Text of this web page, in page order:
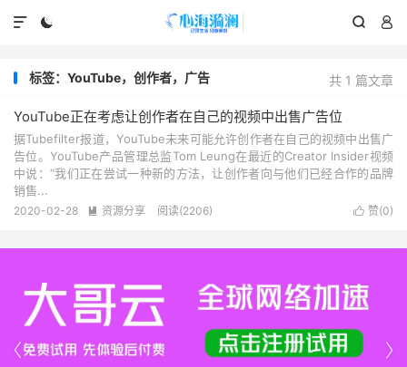
  

共 1 篇文章
标签：YouTube，创作者，广告
YouTube正在考虑让创作者在自己的视频中出售广告位
据Tubefilter报道，YouTube未来可能允许创作者在自己的视频中出售广
告位。YouTube产品管理总监Tom Leung在最近的Creator Insider视频
中说：“我们正在尝试一种新的方法，让创作者向与他们已经合作的品牌
销售...
 赞(0)
2020-02-28  资源分享 阅读(2206)

